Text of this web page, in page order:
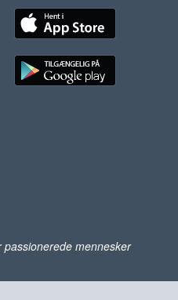
passionerede mennesker